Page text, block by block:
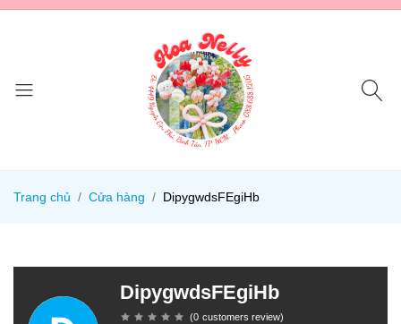
Trang chủ Cửa hàng DipygwdsFEgiHb
DipygwdsFEgiHb
(0 customers review)